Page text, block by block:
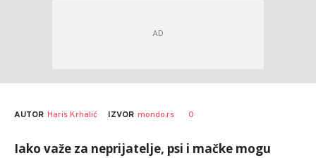
AUTOR Haris Krhalić IZVOR mondo.rs 0
Iako važe za neprijatelje, psi i mačke mogu